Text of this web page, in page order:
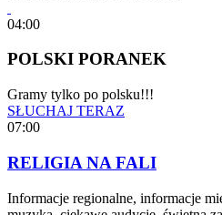
04:00
POLSKI PORANEK
Gramy tylko po polsku!!!
SŁUCHAJ TERAZ
07:00
RELIGIA NA FALI
Informacje regionalne, informacje